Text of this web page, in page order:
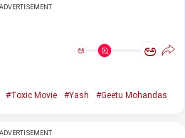
ADVERTISEMENT
ಅ ಅ
#Toxic Movie #Yash #Geetu Mohandas
ADVERTISEMENT